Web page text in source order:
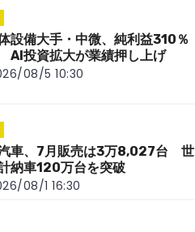
k
設備大手・中微、純利益310％
AI投資拡大が業績押し上げ
08/5 10:30
車、7月販売は3万8,027台 世
納車120万台を突破
08/1 16:30